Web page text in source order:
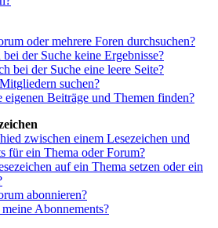
oder mehrere Foren durchsuchen?
der Suche keine Ergebnisse?
bei der Suche eine leere Seite?
suchen?
eigenen Beiträge und Themen finden?
zwischen einem Lesezeichen und
für ein Thema oder Forum?
auf ein Thema setzen oder ein
abonnieren?
Abonnements?